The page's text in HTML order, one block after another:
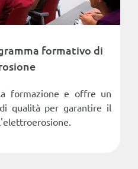
formativo di
formazione e offre un
qualità per garantire il